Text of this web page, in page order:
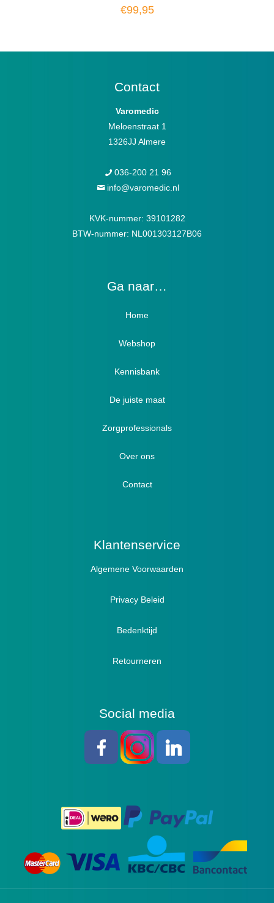
€99,95
Contact
Varomedic
Meloenstraat 1
1326JJ Almere
036-200 21 96
info@varomedic.nl
KVK-nummer: 39101282
BTW-nummer: NL001303127B06
Ga naar…
Home
Webshop
Verbandschoenen / Verbandsloffen
Luxe verbandschoenen / stretch (Hallux)
Diabetici
Winterboots
Lymph / Oedeem
Actief
Pantoffels
Sandalen
Kennisbank
Diabetici
Oedeem
Hallux Valgus
Hamertenen
De juiste maat
Zorgprofessionals
Over ons
Contact
Klantenservice
Algemene Voorwaarden
Privacy Beleid
Bedenktijd
Retourneren
Social media